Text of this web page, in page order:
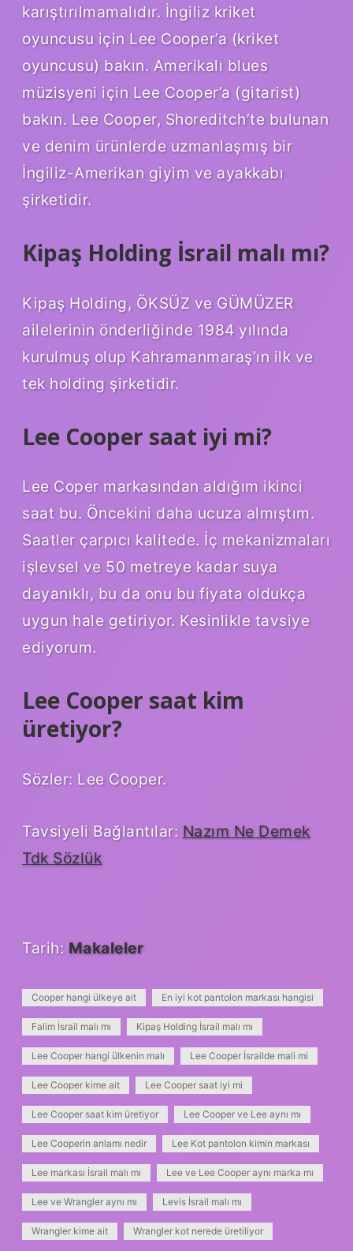
karıştırılmamalıdır. İngiliz kriket
oyuncusu için Lee Cooper’a (kriket
oyuncusu) bakın. Amerikalı blues
müzisyeni için Lee Cooper’a (gitarist)
bakın. Lee Cooper, Shoreditch’te bulunan
ve denim ürünlerde uzmanlaşmış bir
İngiliz-Amerikan giyim ve ayakkabı
şirketidir.
Kipaş Holding İsrail malı mı?
Kipaş Holding, ÖKSÜZ ve GÜMÜZER
ailelerinin önderliğinde 1984 yılında
kurulmuş olup Kahramanmaraş’ın ilk ve
tek holding şirketidir.
Lee Cooper saat iyi mi?
Lee Coper markasından aldığım ikinci
saat bu. Öncekini daha ucuza almıştım.
Saatler çarpıcı kalitede. İç mekanizmaları
işlevsel ve 50 metreye kadar suya
dayanıklı, bu da onu bu fiyata oldukça
uygun hale getiriyor. Kesinlikle tavsiye
ediyorum.
Lee Cooper saat kim
üretiyor?
Sözler: Lee Cooper.
Tavsiyeli Bağlantılar: Nazım Ne Demek
Tdk Sözlük
Tarih: Makaleler
Cooper hangi ülkeye ait En iyi kot pantolon markası hangisi
Falim İsrail malı mı Kipaş Holding İsrail malı mı
Lee Cooper hangi ülkenin malı Lee Cooper İsrailde mali mi
Lee Cooper kime ait Lee Cooper saat iyi mi
Lee Cooper saat kim üretiyor Lee Cooper ve Lee aynı mı
Lee Cooperin anlamı nedir Lee Kot pantolon kimin markası
Lee markası İsrail malı mı Lee ve Lee Cooper aynı marka mı
Lee ve Wrangler aynı mı Levis İsrail malı mı
Wrangler kime ait Wrangler kot nerede üretiliyor